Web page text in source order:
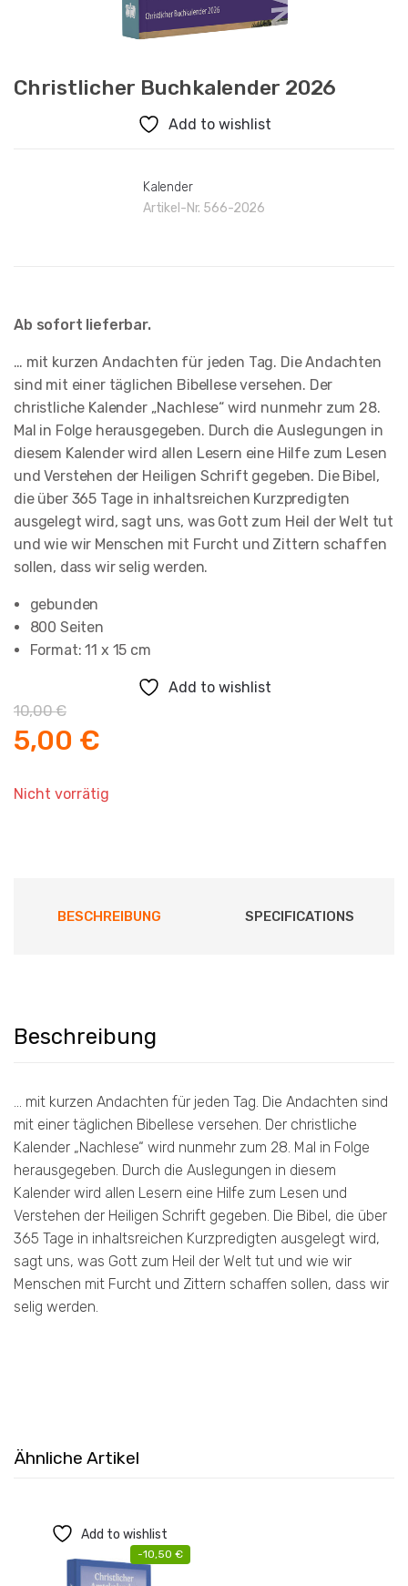
Christlicher Buchkalender 2026
Add to wishlist
Kalender
Artikel-Nr. 566-2026
Ab sofort lieferbar.
… mit kurzen Andachten für jeden Tag. Die Andachten
sind mit einer täglichen Bibellese versehen. Der
christliche Kalender „Nachlese“ wird nunmehr zum 28.
Mal in Folge herausgegeben. Durch die Auslegungen in
diesem Kalender wird allen Lesern eine Hilfe zum Lesen
und Verstehen der Heiligen Schrift gegeben. Die Bibel,
die über 365 Tage in inhaltsreichen Kurzpredigten
ausgelegt wird, sagt uns, was Gott zum Heil der Welt tut
und wie wir Menschen mit Furcht und Zittern schaffen
sollen, dass wir selig werden.
gebunden
800 Seiten
Format: 11 x 15 cm
Add to wishlist
10,00€
Ursprünglicher
Preis
5,00 €Aktueller
Preis
Nicht vorrätig
BESCHREIBUNG SPECIFICATIONS
Beschreibung
… mit kurzen Andachten für jeden Tag. Die Andachten sind
mit einer täglichen Bibellese versehen. Der christliche
Kalender „Nachlese“ wird nunmehr zum 28. Mal in Folge
herausgegeben. Durch die Auslegungen in diesem
Kalender wird allen Lesern eine Hilfe zum Lesen und
Verstehen der Heiligen Schrift gegeben. Die Bibel, die über
365 Tage in inhaltsreichen Kurzpredigten ausgelegt wird,
sagt uns, was Gott zum Heil der Welt tut und wie wir
Menschen mit Furcht und Zittern schaffen sollen, dass wir
selig werden.
Ähnliche Artikel
Add to wishlist
-10,50 €